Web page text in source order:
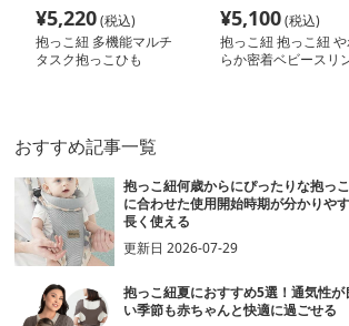
¥5,220(税込)
抱っこ紐 多機能マルチ
タスク抱っこひも
¥5,100(税込)
抱っこ紐 抱っこ紐
らか密着ベビースリ
おすすめ記事一覧
抱っこ紐何歳からにぴったりな抱っ
に合わせた使用開始時期が分かりや
長く使える
更新日2026-07-29
抱っこ紐夏におすすめ5選！通気性
い季節も赤ちゃんと快適に過ごせる